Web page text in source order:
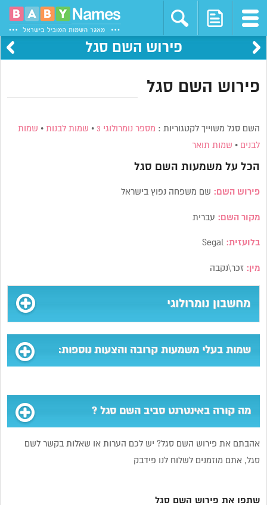
פירוש השם סגל
פירוש השם סגל
השם סגל משוייך לקטגוריות : מספר נומרולוגי 3 • שמות לבנות • שמות
לבנים • שמות תואר
הכל על משמעות השם סגל
פירוש השם: שם משפחה נפוץ בישראל
מקור השם: עברית
בלועזית:
מין: זכר\נקבה
מחשבון נומרולוגי
שמות בעלי משמעות קרובה והצעות נוספות:
מה קורה באינטרנט סביב השם סגל ?
אהבתם את פירוש השם סגל? יש לכם הערות או שאלות בקשר לשם
סגל, אתם מוזמנים לשלוח לנו פידבק
שתפו את פירוש השם סגל